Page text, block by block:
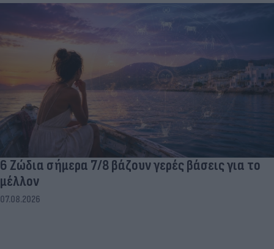
6 Ζώδια σήμερα 7/8 βάζουν γερές βάσεις για το
μέλλον
07.08.2026